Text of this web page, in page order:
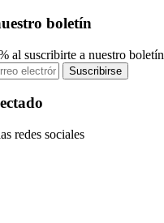
boletín
al suscribirte a nuestro boletín
Suscribirse
redes sociales